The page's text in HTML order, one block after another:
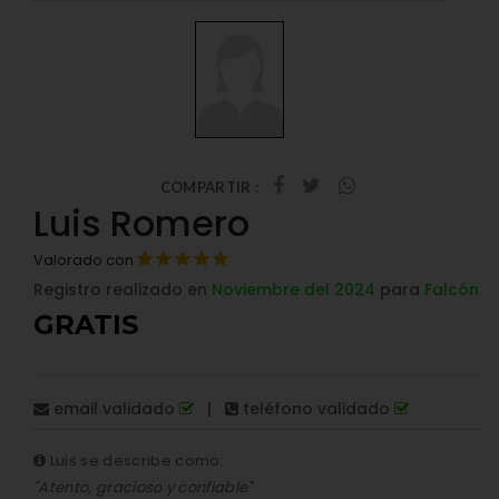
COMPARTIR :
Luis Romero
Valorado con
Registro realizado en Noviembre del 2024 para Falcón
GRATIS
email validado | teléfono validado
Luis se describe como:
"Atento, gracioso y confiable"